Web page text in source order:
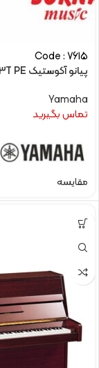
Code : 7615
پیانو آکوستیک YAMAHA JX113T PE
Yamaha
تماس بگیرید
مقایسه